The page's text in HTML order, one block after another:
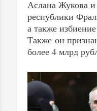
Аслана Жукова и
республики
а также
Также он
более 4 млрд